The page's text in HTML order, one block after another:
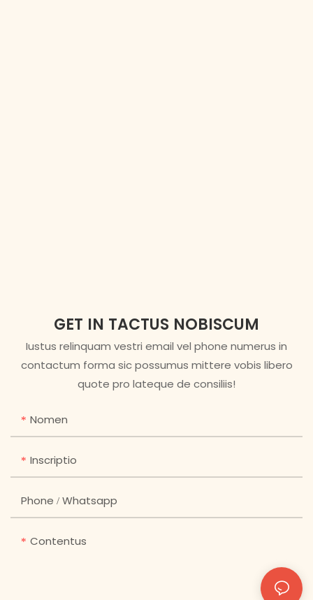
GET IN TACTUS NOBISCUM
Iustus relinquam vestri email vel phone numerus in
contactum forma sic possumus mittere vobis libero
quote pro lateque de consiliis!
Nomen
Inscriptio
Phone / Whatsapp
Contentus